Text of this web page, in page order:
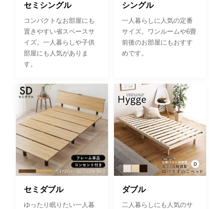
セミシングル
コンパクトなお部屋にも
置きやすい省スペースサ
イズ。一人暮らしや子供
部屋にも人気がありま
す。
シングル
一人暮らしに人気の定番
サイズ。ワンルームや6畳
前後のお部屋にもおすす
めです。
セミダブル
ゆったり眠りたい一人暮
ダブル
二人暮らしにも人気のサ